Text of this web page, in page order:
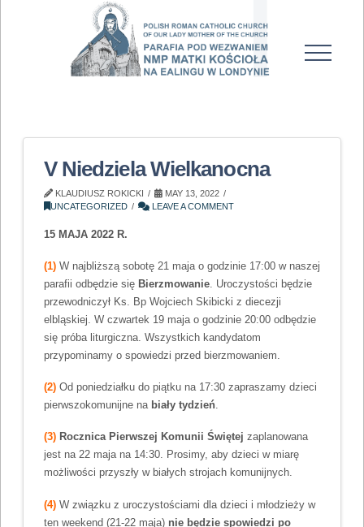
V Niedziela Wielkanocna
KLAUDIUSZ ROKICKI
MAY 13, 2022
UNCATEGORIZED
LEAVE A COMMENT
15 MAJA 2022 R.
(1) W najbliższą sobotę 21 maja o godzinie 17:00 w naszej
parafii odbędzie się Bierzmowanie. Uroczystości będzie
przewodniczył Ks. Bp Wojciech Skibicki z diecezji
elbląskiej. W czwartek 19 maja o godzinie 20:00 odbędzie
się próba liturgiczna. Wszystkich kandydatom
przypominamy o spowiedzi przed bierzmowaniem.
(2) Od poniedziałku do piątku na 17:30 zapraszamy dzieci
pierwszokomunijne na biały tydzień.
(3)Rocznica Pierwszej Komunii Świętej zaplanowana
jest na 22 maja na 14:30. Prosimy, aby dzieci w miarę
możliwości przyszły w białych strojach komunijnych.
(4) W związku z uroczystościami dla dzieci i młodzieży w
ten weekend (21-22 maja) nie będzie spowiedzi po